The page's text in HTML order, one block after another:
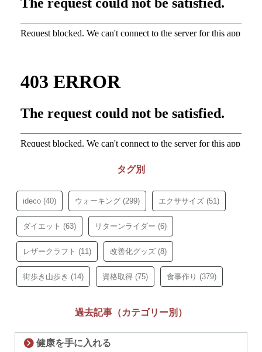
タグ別
ideco (40) ウォーキング (299) エクササイズ (51)
ダイエット (63) リターンライダー (6)
レザークラフト (11) 改善化グッズ (8)
街歩き山歩き (14) 資格取得 (75) 食事作り (379)
過去記事（カテゴリー別）
健康を手に入れる